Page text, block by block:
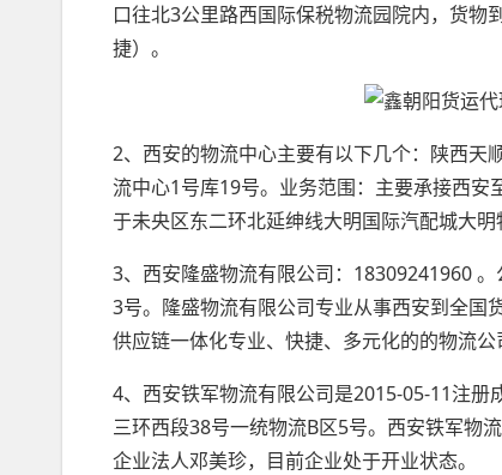
口往北3公里路西国际保税物流园院内，货
捷）。
2、西安的物流中心主要有以下几个：陕西天
流中心1号库19号。业务范围：主要承接西
于未央区东二环北延绅线大明国际汽配城大明
3、西安隆盛物流有限公司：18309241960
3号。隆盛物流有限公司专业从事西安到全国
供应链一体化专业、快捷、多元化的的物流公
4、西安铁军物流有限公司是2015-05-11注
三环西段38号一统物流B区5号。西安铁军物
企业法人邓美珍，目前企业处于开业状态。